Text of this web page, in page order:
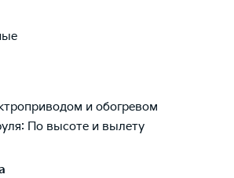
и обогревом
По высоте и вылету